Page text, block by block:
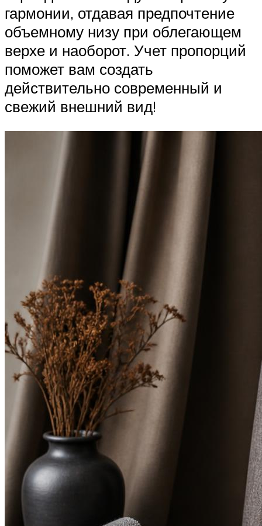
гармонии, отдавая предпочтение
объемному низу при облегающем
верхе и наоборот. Учет пропорций
поможет вам создать
действительно современный и
свежий внешний вид!